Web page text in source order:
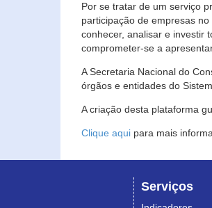
Por se tratar de um serviço
participação de empresas no
conhecer, analisar e investir
comprometer-se a
A Secretaria Nacional do
órgãos e entidades do
A criação desta plataforma
Clique aqui para mais
Serviços